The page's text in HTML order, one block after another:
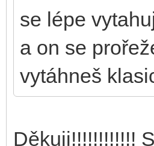
se lépe
a on se
vytáhneš
Děkuji!!!!!!!!!!!!